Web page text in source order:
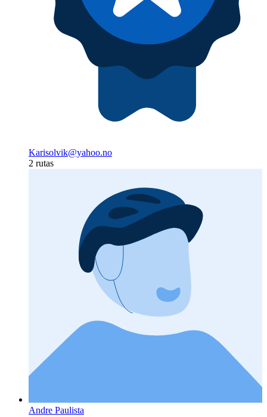
Karisolvik@yahoo.no
2 rutas
Andre Paulista